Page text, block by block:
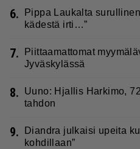
6.
Pippa Laukalta
kädestä irti…”
7.
Piittaamattomat
Jyväskylässä
8.
Uuno: Hjallis Harkimo,
tahdon
9.
Diandra julkaisi upeita
kohdillaan”